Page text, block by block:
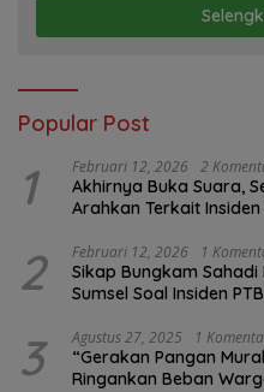
Popular Post
1 Februari 12, 2026 2
Akhirnya Buka Suara,
Arahkan Terkait
2 Februari 12, 2026 1
Sikap Bungkam
Sumsel Soal Insiden
3 Agustus 27, 2025 1
“Gerakan Pangan
Ringankan Beban